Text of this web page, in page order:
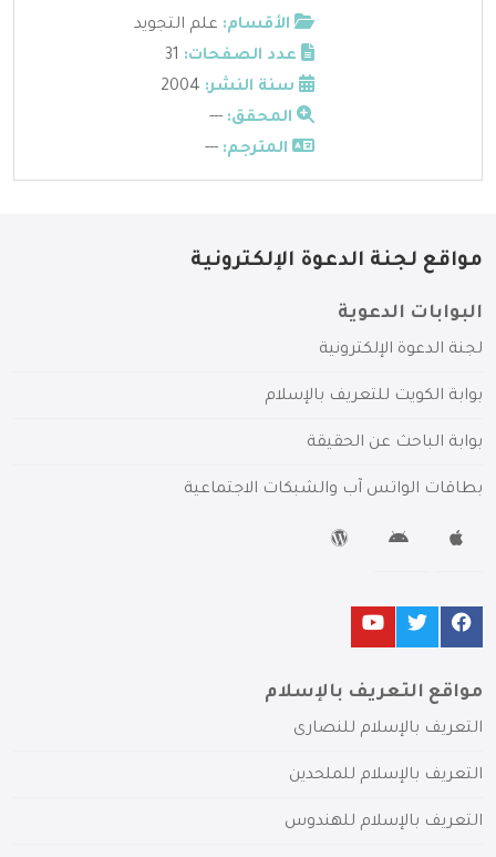
الأقسام: علم التجويد
عدد الصفحات:
سنة النشر:
المحقق: ---
المترجم: ---
مواقع لجنة الدعوة الإلكترونية
البوابات الدعوية
لجنة الدعوة الإلكترونية
بوابة الكويت للتعريف بالإسلام
بوابة الباحث عن الحقيقة
بطاقات الواتس آب والشبكات الاجتماعية
مواقع التعريف بالإسلام
التعريف بالإسلام للنصارى
التعريف بالإسلام للملحدين
التعريف بالإسلام للهندوس